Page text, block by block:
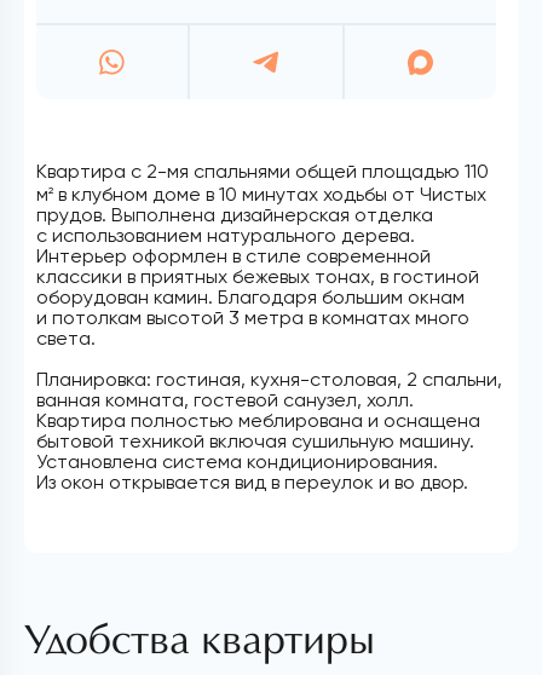
Квартира с 2-мя спальнями общей площадью 110
м2 в клубном доме в 10 минутах ходьбы от Чистых
прудов. Выполнена дизайнерская отделка
с использованием натурального дерева.
Интерьер оформлен в стиле современной
классики в приятных бежевых тонах, в гостиной
оборудован камин. Благодаря большим окнам
и потолкам высотой 3 метра в комнатах много
света.
Планировка: гостиная, кухня-столовая, 2 спальни,
ванная комната, гостевой санузел, холл.
Квартира полностью меблирована и оснащена
бытовой техникой включая сушильную машину.
Установлена система кондиционирования.
Из окон открывается вид в переулок и во двор.
Удобства квартиры